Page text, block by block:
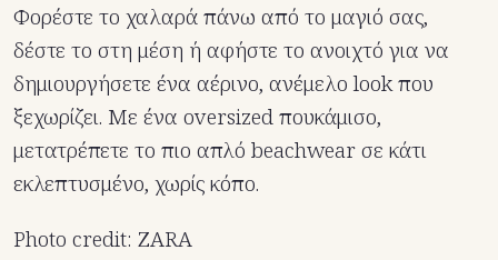
Φορέστε το χαλαρά πάνω από το μαγιό σας,
δέστε το στη μέση ή αφήστε το ανοιχτό για να
δημιουργήσετε ένα αέρινο, ανέμελο look που
ξεχωρίζει. Με ένα oversized πουκάμισο,
μετατρέπετε το πιο απλό beachwear σε κάτι
εκλεπτυσμένο, χωρίς κόπο.
Photo credit: ZARA